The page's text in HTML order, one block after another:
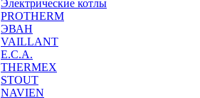
Электрические котлы
PROTHERM
ЭВАН
VAILLANT
E.C.A.
THERMEX
STOUT
NAVIEN